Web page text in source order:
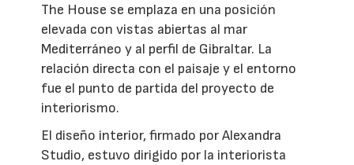
The House se emplaza en una posición
elevada con vistas abiertas al mar
Mediterráneo y al perfil de Gibraltar. La
relación directa con el paisaje y el entorno
fue el punto de partida del proyecto de
interiorismo.
El diseño interior, firmado por Alexandra
Studio, estuvo dirigido por la interiorista